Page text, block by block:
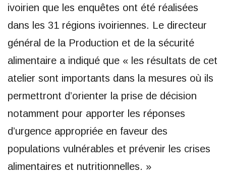
ivoirien que les enquêtes ont été réalisées
dans les 31 régions ivoiriennes. Le directeur
général de la Production et de la sécurité
alimentaire a indiqué que « les résultats de cet
atelier sont importants dans la mesures où ils
permettront d’orienter la prise de décision
notamment pour apporter les réponses
d’urgence appropriée en faveur des
populations vulnérables et prévenir les crises
alimentaires et nutritionnelles. »